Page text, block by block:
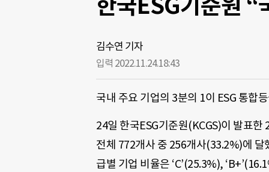
김수연 기자
입력 2022.11.24.18:43
국내 주요 기업의 3분의 1이 ESG 통합
24일 한국ESG기준원(KCGS)이 발표한
전체 772개사 중 256개사(33.2%)에 달
급별 기업 비율은 ‘C’(25.3%),